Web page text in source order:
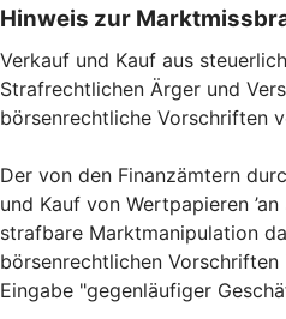
Hinweis zur
Verkauf und Kauf aus
Strafrechtlichen Ärger und
börsenrechtliche Vorschriften
Der von den Finanzämtern
und Kauf von Wertpapieren
strafbare Marktmanipulation
börsenrechtlichen
Eingabe "gegenläufiger